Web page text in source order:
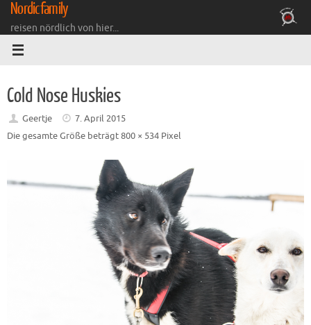
Zum
Inhalt
springen
Nordicfamily
reisen nördlich von hier...
Cold Nose Huskies
Geertje
7. April 2015
Die gesamte Größe beträgt800 × 534 Pixel